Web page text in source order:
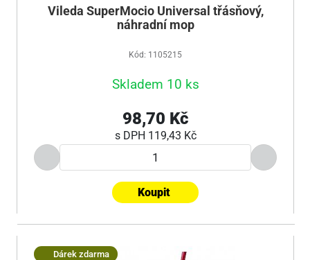
Vileda SuperMocio Universal třásňový,
náhradní mop
Kód: 1105215
Skladem 10 ks
98,70 Kč
s DPH 119,43 Kč
Koupit
Dárek zdarma